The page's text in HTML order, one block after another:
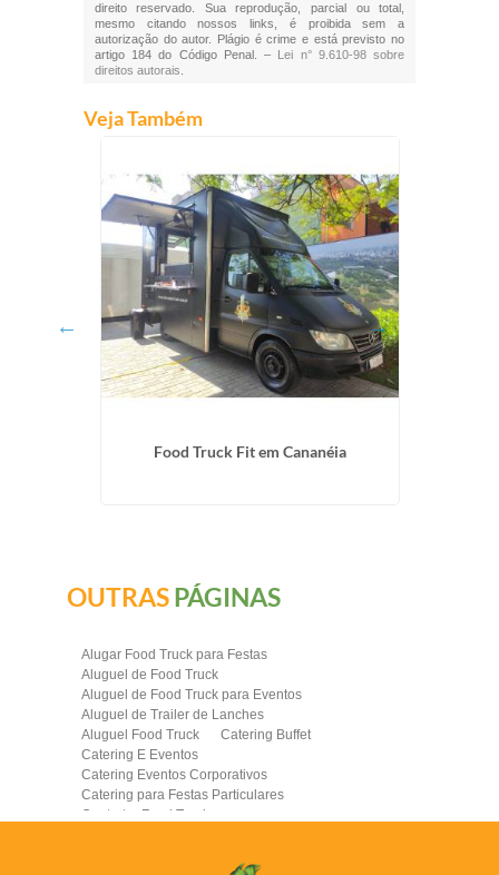
direito reservado. Sua reprodução, parcial ou total,
mesmo citando nossos links, é proibida sem a
autorização do autor. Plágio é crime e está previsto no
artigo 184 do Código Penal. – Lei n° 9.610-98 sobre
direitos autorais
Veja Também
Food Truck Fit em Cananéia
OUTRASPÁGINAS
Alugar Food Truck para Festas
Aluguel de Food Truck
Aluguel de Food Truck para Eventos
Aluguel de Trailer de Lanches
Aluguel Food Truck
Catering Buffet
Catering E Eventos
Catering Eventos Corporativos
Catering para Festas Particulares
Contratar Food Truck